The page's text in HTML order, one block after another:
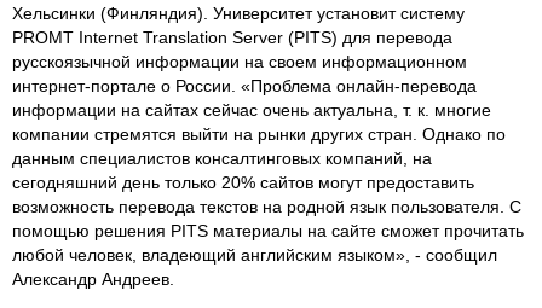
Хельсинки (Финляндия). Университет установит систему
PROMT Internet Translation Server (PITS) для перевода
русскоязычной информации на своем информационном
интернет-портале о России. «Проблема онлайн-перевода
информации на сайтах сейчас очень актуальна, т. к. многие
компании стремятся выйти на рынки других стран. Однако по
данным специалистов консалтинговых компаний, на
сегодняшний день только 20% сайтов могут предоставить
возможность перевода текстов на родной язык пользователя. С
помощью решения PITS материалы на сайте сможет прочитать
любой человек, владеющий английским языком», - сообщил
Александр Андреев.